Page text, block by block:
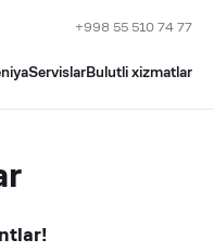
+998 55 510 74 77
ServislarBulutli xizmatlar